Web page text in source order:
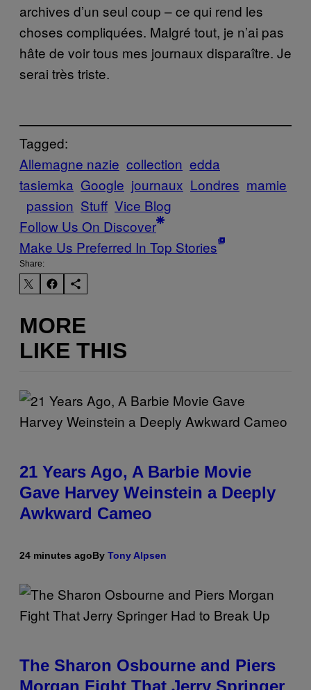
archives d’un seul coup – ce qui rend les
choses compliquées. Malgré tout, je n’ai pas
hâte de voir tous mes journaux disparaître. Je
serai très triste.
Tagged:
Allemagne nazie collection edda
tasiemka Google journaux Londres mamie
passion Stuff Vice Blog
Follow Us On Discover
Make Us Preferred In Top Stories
Share:
MORE
LIKE THIS
21 Years Ago, A Barbie Movie
Gave Harvey Weinstein a Deeply
Awkward Cameo
24 minutes agoBy Tony Alpsen
The Sharon Osbourne and Piers